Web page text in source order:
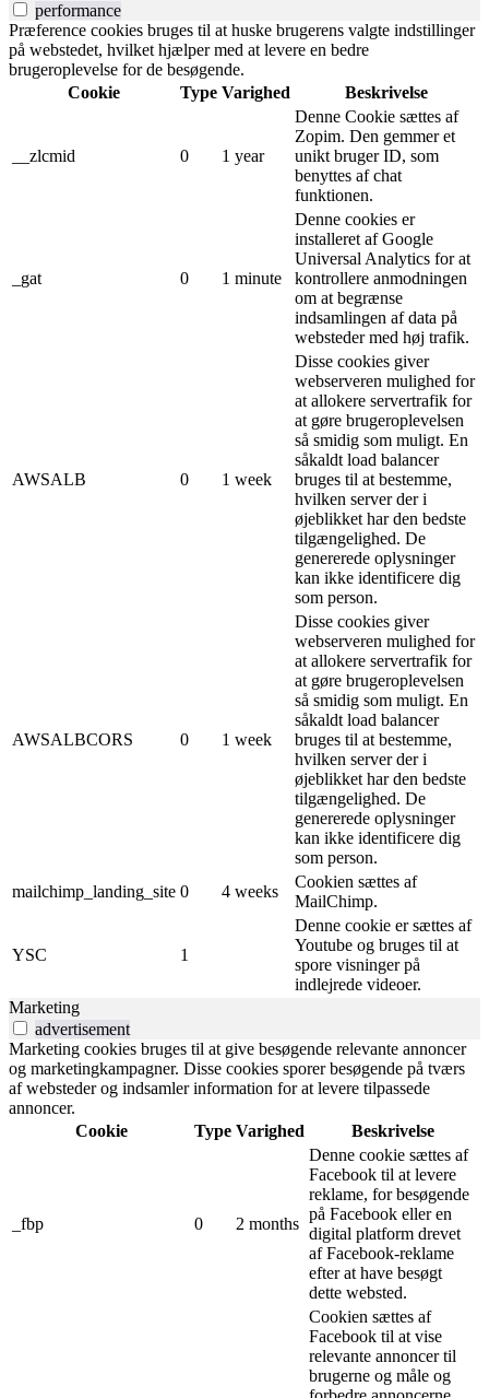
performance
Præference cookies bruges til at huske brugerens valgte indstillinger
på webstedet, hvilket hjælper med at levere en bedre
brugeroplevelse for de besøgende.
Cookie
Type Varighed Beskrivelse
__zlcmid 0 1 year
Denne Cookie sættes af
Zopim. Den gemmer et
unikt bruger ID, som
benyttes af chat
funktionen.
_gat 0 1 minute
Denne cookies er
installeret af Google
Universal Analytics for at
kontrollere anmodningen
om at begrænse
indsamlingen af ​​data på
websteder med høj trafik.
AWSALB 0 1 week
Disse cookies giver
webserveren mulighed for
at allokere servertrafik for
at gøre brugeroplevelsen
så smidig som muligt. En
såkaldt load balancer
bruges til at bestemme,
hvilken server der i
øjeblikket har den bedste
tilgængelighed. De
genererede oplysninger
kan ikke identificere dig
som person.
AWSALBCORS 0 1 week
Disse cookies giver
webserveren mulighed for
at allokere servertrafik for
at gøre brugeroplevelsen
så smidig som muligt. En
såkaldt load balancer
bruges til at bestemme,
hvilken server der i
øjeblikket har den bedste
tilgængelighed. De
genererede oplysninger
kan ikke identificere dig
som person.
mailchimp_landing_site 0 4 weeks
Cookien sættes af
MailChimp.
YSC 1
Denne cookie er sættes af
Youtube og bruges til at
spore visninger på
indlejrede videoer.
Marketing
advertisement
Marketing cookies bruges til at give besøgende relevante annoncer
og marketingkampagner. Disse cookies sporer besøgende på tværs
af websteder og indsamler information for at levere tilpassede
annoncer.
Cookie
Type Varighed Beskrivelse
_fbp 0 2 months
Denne cookie sættes af
Facebook til at levere
reklame, for besøgende
på Facebook eller en
digital platform drevet
af Facebook-reklame
efter at have besøgt
dette websted.
Cookien sættes af
Facebook til at vise
relevante annoncer til
brugerne og måle og